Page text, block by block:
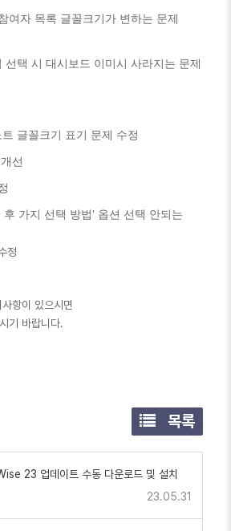
여자 목록 글꼴크기가 변하는 문제
택 시 대시보드 이미시 사라지는 문제
글꼴크기 표기 문제 수정
선
가지 선택 방법' 옵션 선택 안되는
정
항이 있으시면
기 바랍니다.
목록
23 업데이트 수동 다운로드 및 설치
23.05.31